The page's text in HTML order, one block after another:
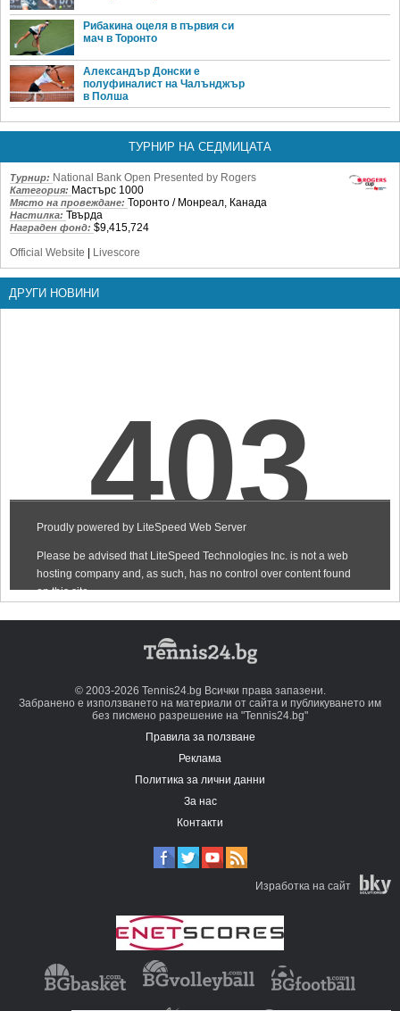
Рибакина оцеля в първия си
мач в Торонто
Александър Донски е
полуфиналист на Чалънджър
в Полша
ТУРНИР НА СЕДМИЦАТА
Турнир: National Bank Open Presented by Rogers
Категория: Мастърс 1000
Място на провеждане: Торонто / Монреал, Канада
Настилка: Твърда
Награден фонд: $9,415,724
Official Website
Livescore
ДРУГИ НОВИНИ
© 2003-2026 Tennis24.bg Всички права запазени.
Забранено е използването на материали от сайта и публикуването им
без писмено разрешение на "Tennis24.bg"
Правила за ползване
Реклама
Политика за лични данни
За нас
Контакти
Изработка на сайт